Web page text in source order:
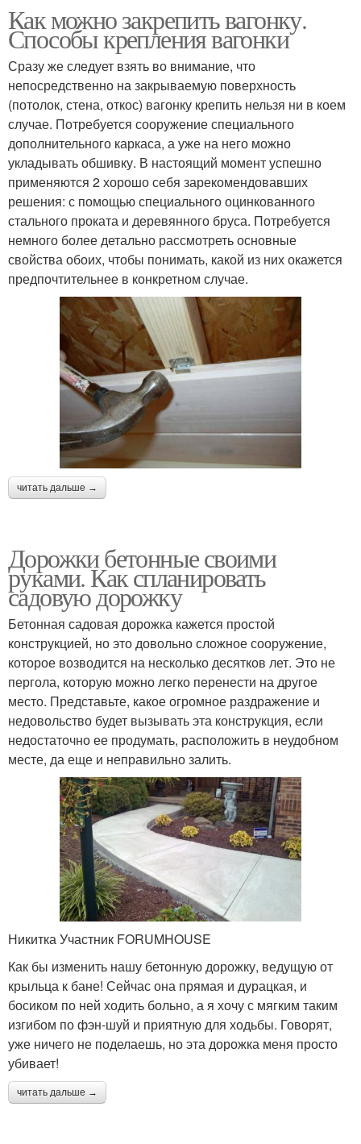
Как можно закрепить вагонку.
Способы крепления вагонки
Сразу же следует взять во внимание, что
непосредственно на закрываемую поверхность
(потолок, стена, откос) вагонку крепить нельзя ни в коем
случае. Потребуется сооружение специального
дополнительного каркаса, а уже на него можно
укладывать обшивку. В настоящий момент успешно
применяются 2 хорошо себя зарекомендовавших
решения: с помощью специального оцинкованного
стального проката и деревянного бруса. Потребуется
немного более детально рассмотреть основные
свойства обоих, чтобы понимать, какой из них окажется
предпочтительнее в конкретном случае.
читать дальше →
Дорожки бетонные своими
руками. Как спланировать
садовую дорожку
Бетонная садовая дорожка кажется простой
конструкцией, но это довольно сложное сооружение,
которое возводится на несколько десятков лет. Это не
пергола, которую можно легко перенести на другое
место. Представьте, какое огромное раздражение и
недовольство будет вызывать эта конструкция, если
недостаточно ее продумать, расположить в неудобном
месте, да еще и неправильно залить.
Никитка Участник FORUMHOUSE
Как бы изменить нашу бетонную дорожку, ведущую от
крыльца к бане! Сейчас она прямая и дурацкая, и
босиком по ней ходить больно, а я хочу с мягким таким
изгибом по фэн-шуй и приятную для ходьбы. Говорят,
уже ничего не поделаешь, но эта дорожка меня просто
убивает!
читать дальше →